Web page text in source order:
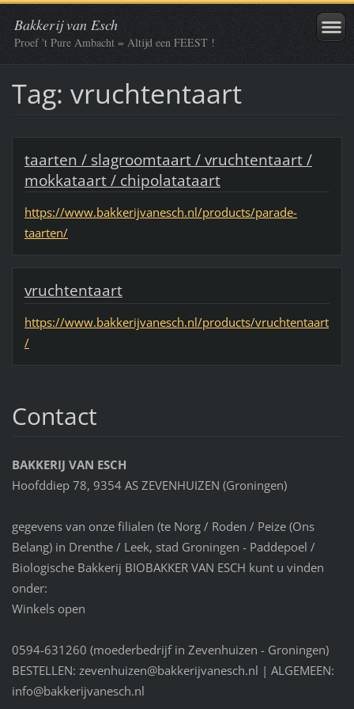
Bakkerij van Esch
Proef 't Pure Ambacht = Altijd een FEEST !
Tag: vruchtentaart
taarten / slagroomtaart / vruchtentaart /
mokkataart / chipolatataart
https://www.bakkerijvanesch.nl/products/parade-
taarten/
vruchtentaart
https://www.bakkerijvanesch.nl/products/vruchtentaart
/
Contact
BAKKERIJ VAN ESCH
Hoofddiep 78, 9354 AS ZEVENHUIZEN (Groningen)
gegevens van onze filialen (te Norg / Roden / Peize (Ons
Belang) in Drenthe / Leek, stad Groningen - Paddepoel /
Biologische Bakkerij BIOBAKKER VAN ESCH kunt u vinden
onder:
Winkels open
0594-631260 (moederbedrijf in Zevenhuizen - Groningen)
BESTELLEN: zevenhuizen@bakkerijvanesch.nl | ALGEMEEN:
info@bakkerijvanesch.nl